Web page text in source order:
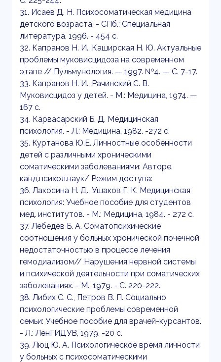
31. Исаев Д. Н. Психосоматическая медицина
детского возраста. - СПб.: Специальная
литература, 1996. - 454 с.
32. Капранов Н. И., Каширская Н. Ю. Актуальные
проблемы муковисцидоза на современном
этапе // Пульмунология. — 1997. №4. — С. 7-17.
33. Капранов Н. И., Рачинский С. В.
Муковисцидоз у детей. - М.: Медицина, 1974. —
167 с.
34. Карвасарский Б. Д. Медицинская
психология. - Л.: Медицина, 1982. -272 с.
35. Куртанова Ю.Е. Личностные особенности
детей с различными хроническими
соматическими заболеваниями: Авторе.
канд.психол.наук/ Режим доступа:
36. Лакосина Н. Д., Ушаков Г. К. Медицинская
психология: Учебное пособие для студентов
мед. институтов. - М.: Медицина, 1984. - 272 с.
37. Лебедев Б. А. Соматопсихические
соотношения у больных хронической почечной
недостаточностью в процессе лечения
гемодиализом// Нарушения нервной системы
и психической деятельности при соматических
заболеваниях. - М., 1979. - С. 220-222.
38. Либих С. С., Петров В. П. Социально
психологические проблемы современной
семьи: Учебное пособие для врачей-курсантов.
- Л.: ЛенГИДУВ, 1979. -20 с.
39. Люц Ю. А. Психологическое время личности
у больных с психосоматическими